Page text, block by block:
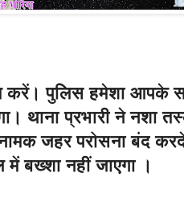
करें। पुलिस हमेशा आपके
थाना प्रभारी ने नशा
जहर परोसना बंद
बख्शा नहीं जाएगा ।